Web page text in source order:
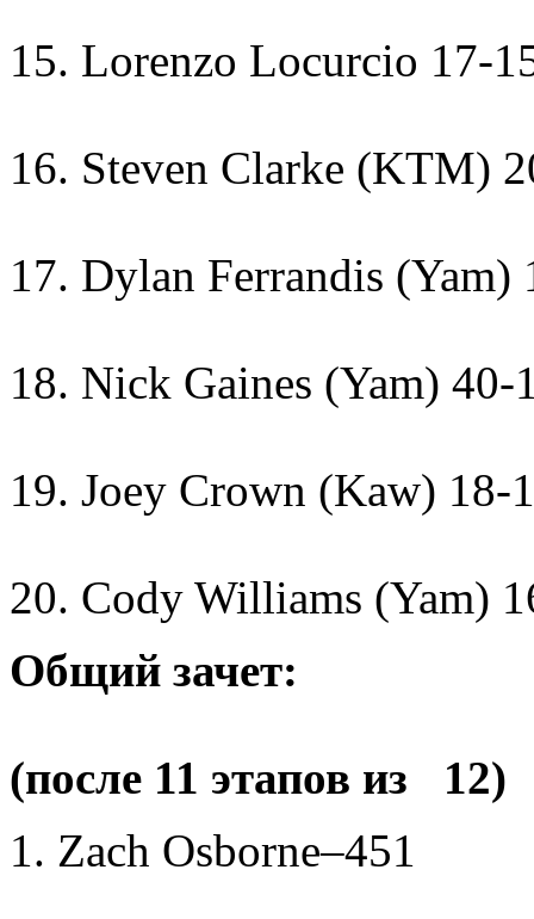
15. Lorenzo Locurcio 17-
16. Steven Clarke (KTM)
17. Dylan Ferrandis (Yam)
18. Nick Gaines (Yam) 40-
19. Joey Crown (Kaw) 18-
20. Cody Williams (Yam)
Общий зачет:
(после 11 этапов из 12)
1. Zach Osborne–451